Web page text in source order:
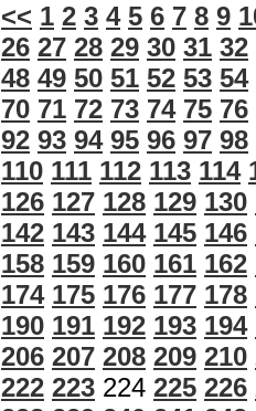
<< 1 2 3 4 5 6 7 8 9
26 27 28 29 30 31 32
48 49 50 51 52 53 54
70 71 72 73 74 75 76
92 93 94 95 96 97 98
110 111 112 113 114
126 127 128 129 130
142 143 144 145 146
158 159 160 161 162
174 175 176 177 178
190 191 192 193 194
206 207 208 209 210
222 223 224 225 226